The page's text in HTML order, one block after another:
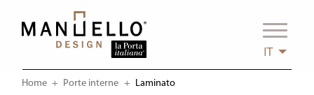
IT
Home Porte interne Current:
Laminato